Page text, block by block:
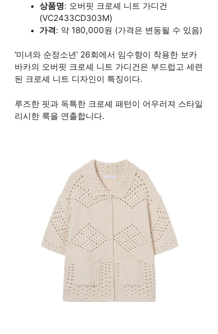
상품명: 오버핏 크로셰 니트 가디건
(VC2433CD303M)
가격: 약 180,000원 ​​(가격은 변동될 수 있음)
‘미녀와 순정소년’ 26회에서 임수향이 착용한 보카
바카의 오버핏 크로셰 니트 가디건은 부드럽고 세련
된 크로셰 니트 디자인이 특징이다.
루즈한 핏과 독특한 크로셰 패턴이 어우러져 스타일
리시한 룩을 연출합니다.